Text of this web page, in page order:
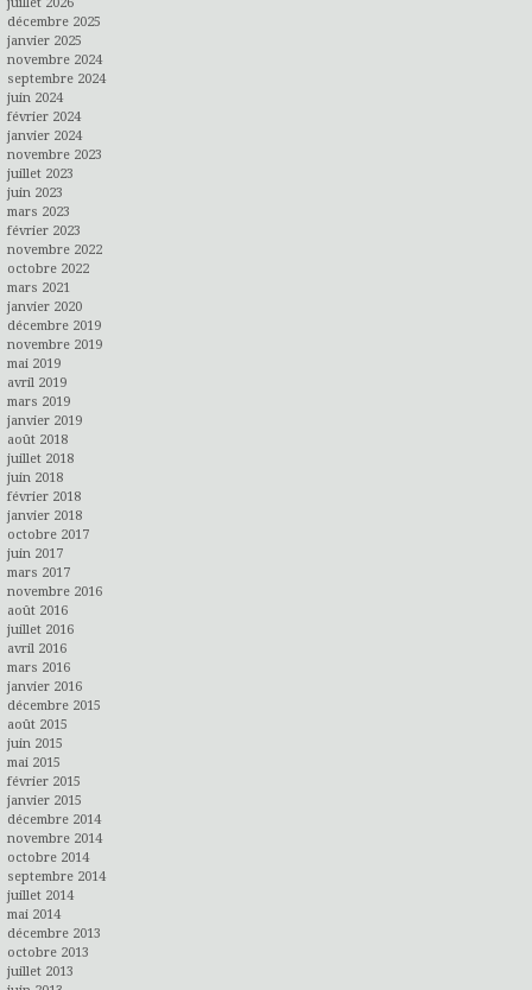
décembre 2025
janvier 2025
novembre 2024
septembre 2024
juin 2024
février 2024
janvier 2024
novembre 2023
juillet 2023
juin 2023
mars 2023
février 2023
novembre 2022
octobre 2022
mars 2021
janvier 2020
décembre 2019
novembre 2019
mai 2019
avril 2019
mars 2019
janvier 2019
août 2018
juillet 2018
juin 2018
février 2018
janvier 2018
octobre 2017
juin 2017
mars 2017
novembre 2016
août 2016
juillet 2016
avril 2016
mars 2016
janvier 2016
décembre 2015
août 2015
juin 2015
mai 2015
février 2015
janvier 2015
décembre 2014
novembre 2014
octobre 2014
septembre 2014
juillet 2014
mai 2014
décembre 2013
octobre 2013
juillet 2013